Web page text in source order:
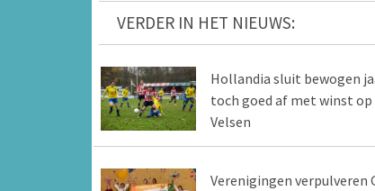
VERDER IN HET NIEUWS:
Hollandia sluit bewogen
toch goed af met winst op
Velsen
Verenigingen verpulveren